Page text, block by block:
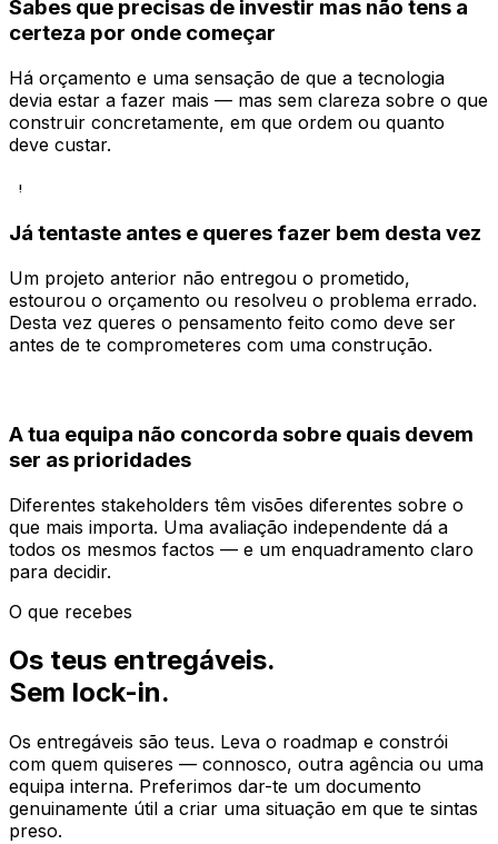
Sabes que precisas de investir mas não tens a
certeza por onde começar
Há orçamento e uma sensação de que a tecnologia
devia estar a fazer mais — mas sem clareza sobre o que
construir concretamente, em que ordem ou quanto
deve custar.
!
Já tentaste antes e queres fazer bem desta vez
Um projeto anterior não entregou o prometido,
estourou o orçamento ou resolveu o problema errado.
Desta vez queres o pensamento feito como deve ser
antes de te comprometeres com uma construção.
A tua equipa não concorda sobre quais devem
ser as prioridades
Diferentes stakeholders têm visões diferentes sobre o
que mais importa. Uma avaliação independente dá a
todos os mesmos factos — e um enquadramento claro
para decidir.
O que recebes
Os teus entregáveis.
Sem lock-in.
Os entregáveis são teus. Leva o roadmap e constrói
com quem quiseres — connosco, outra agência ou uma
equipa interna. Preferimos dar-te um documento
genuinamente útil a criar uma situação em que te sintas
preso.